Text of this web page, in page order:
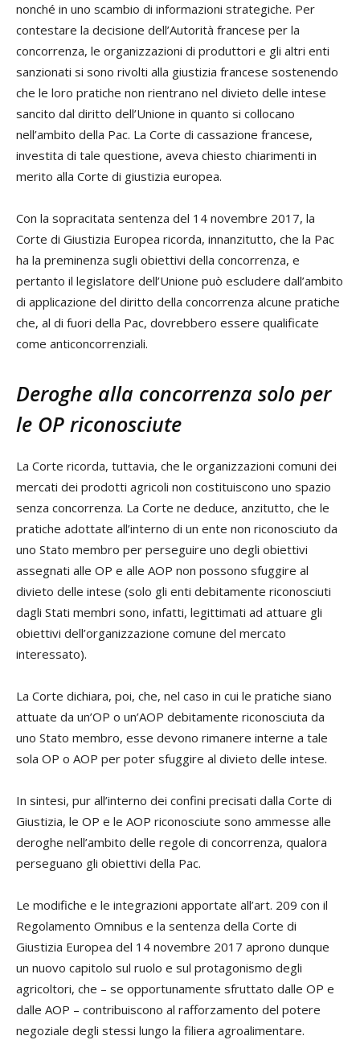
nonché in uno scambio di informazioni strategiche. Per
contestare la decisione dell’Autorità francese per la
concorrenza, le organizzazioni di produttori e gli altri enti
sanzionati si sono rivolti alla giustizia francese sostenendo
che le loro pratiche non rientrano nel divieto delle intese
sancito dal diritto dell’Unione in quanto si collocano
nell’ambito della Pac. La Corte di cassazione francese,
investita di tale questione, aveva chiesto chiarimenti in
merito alla Corte di giustizia europea.
Con la sopracitata sentenza del 14 novembre 2017, la
Corte di Giustizia Europea ricorda, innanzitutto, che la Pac
ha la preminenza sugli obiettivi della concorrenza, e
pertanto il legislatore dell’Unione può escludere dall’ambito
di applicazione del diritto della concorrenza alcune pratiche
che, al di fuori della Pac, dovrebbero essere qualificate
come anticoncorrenziali.
Deroghe alla concorrenza solo per
le OP riconosciute
La Corte ricorda, tuttavia, che le organizzazioni comuni dei
mercati dei prodotti agricoli non costituiscono uno spazio
senza concorrenza. La Corte ne deduce, anzitutto, che le
pratiche adottate all’interno di un ente non riconosciuto da
uno Stato membro per perseguire uno degli obiettivi
assegnati alle OP e alle AOP non possono sfuggire al
divieto delle intese (solo gli enti debitamente riconosciuti
dagli Stati membri sono, infatti, legittimati ad attuare gli
obiettivi dell’organizzazione comune del mercato
interessato).
La Corte dichiara, poi, che, nel caso in cui le pratiche siano
attuate da un’OP o un’AOP debitamente riconosciuta da
uno Stato membro, esse devono rimanere interne a tale
sola OP o AOP per poter sfuggire al divieto delle intese.
In sintesi, pur all’interno dei confini precisati dalla Corte di
Giustizia, le OP e le AOP riconosciute sono ammesse alle
deroghe nell’ambito delle regole di concorrenza, qualora
perseguano gli obiettivi della Pac.
Le modifiche e le integrazioni apportate all’art. 209 con il
Regolamento Omnibus e la sentenza della Corte di
Giustizia Europea del 14 novembre 2017 aprono dunque
un nuovo capitolo sul ruolo e sul protagonismo degli
agricoltori, che – se opportunamente sfruttato dalle OP e
dalle AOP – contribuiscono al rafforzamento del potere
negoziale degli stessi lungo la filiera agroalimentare.